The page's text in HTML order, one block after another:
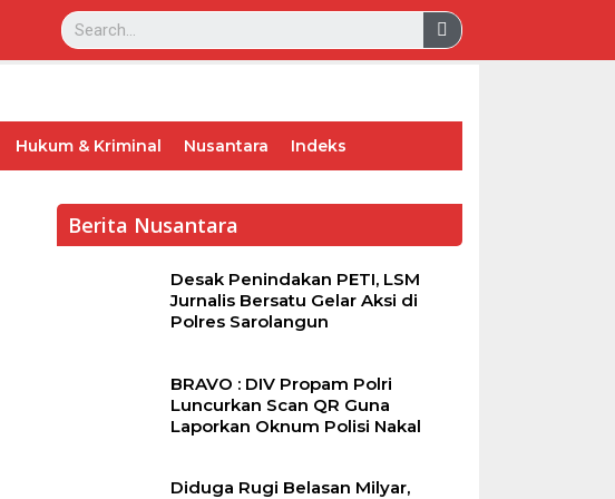
Hukum & Kriminal Nusantara Indeks
Berita Nusantara
Desak Penindakan PETI, LSM
Jurnalis Bersatu Gelar Aksi di
Polres Sarolangun
BRAVO : DIV Propam Polri
Luncurkan Scan QR Guna
Laporkan Oknum Polisi Nakal
Diduga Rugi Belasan Milyar,